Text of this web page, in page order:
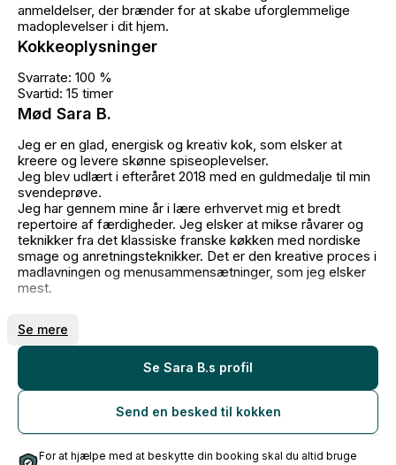
anmeldelser, der brænder for at skabe uforglemmelige
madoplevelser i dit hjem.
Kokkeoplysninger
Svarrate: 100 %
Svartid: 15 timer
Mød Sara B.
Jeg er en glad, energisk og kreativ kok, som elsker at
kreere og levere skønne spiseoplevelser.
Jeg blev udlært i efteråret 2018 med en guldmedalje til min
svendeprøve.
Jeg har gennem mine år i lære erhvervet mig et bredt
repertoire af færdigheder. Jeg elsker at mikse råvarer og
teknikker fra det klassiske franske køkken med nordiske
smage og anretningsteknikker. Det er den kreative proces i
madlavningen og menusammensætninger, som jeg elsker
mest.
kager også en helt særlig plads i mit hjerte. Jeg har altid
arbejdet ekstra fokuseret og intensivt i det søde køkken,
og det hele kulminerede i marts 2018, hvor jeg til DM i
chokolade kom hjem med en sølvmedalje.
Efter min uddannelse hr jeg arbejdet på både Bib Gourmand
restauranter, som volontør på Alchemist og haft eget firma
Se mere
Se Sara B.s profil
Send en besked til kokken
For at hjælpe med at beskytte din booking skal du altid bruge